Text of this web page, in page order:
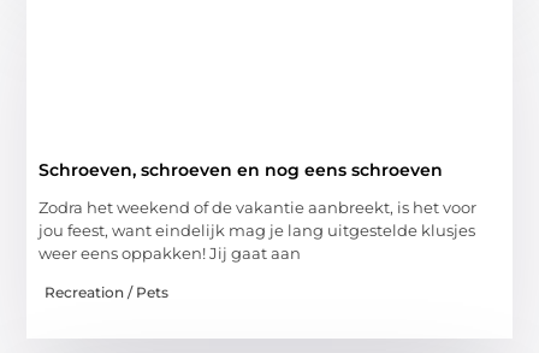
Schroeven, schroeven en nog eens schroeven
Zodra het weekend of de vakantie aanbreekt, is het voor
jou feest, want eindelijk mag je lang uitgestelde klusjes
weer eens oppakken! Jij gaat aan
Recreation / Pets